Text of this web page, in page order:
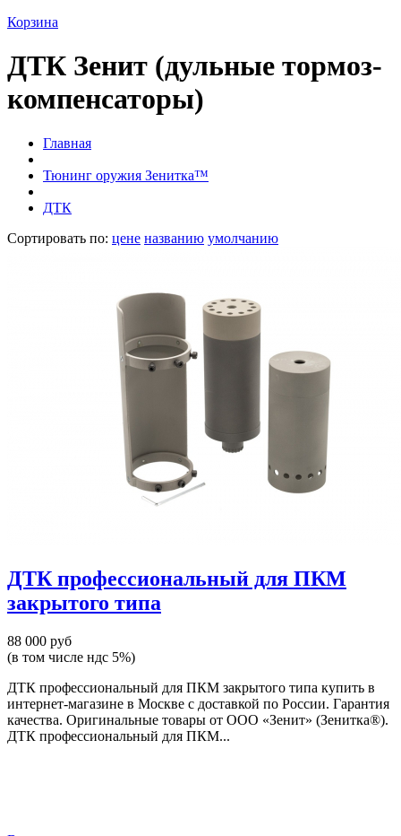
Корзина
ДТК Зенит (дульные тормоз-
компенсаторы)
Главная
Тюнинг оружия Зенитка™
ДТК
Сортировать по: цене названию умолчанию
ДТК профессиональный для ПКМ
закрытого типа
88 000 руб
(в том числе ндс 5%)
ДТК профессиональный для ПКМ закрытого типа купить в
интернет-магазине в Москве с доставкой по России. Гарантия
качества. Оригинальные товары от ООО «Зенит» (Зенитка®).
ДТК профессиональный для ПКМ...